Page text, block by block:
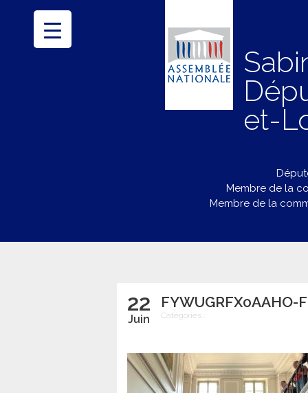
et-
Membre de la
Membre de la
22
Juin
FYWUGRFX0AAHO-F
Catégories :